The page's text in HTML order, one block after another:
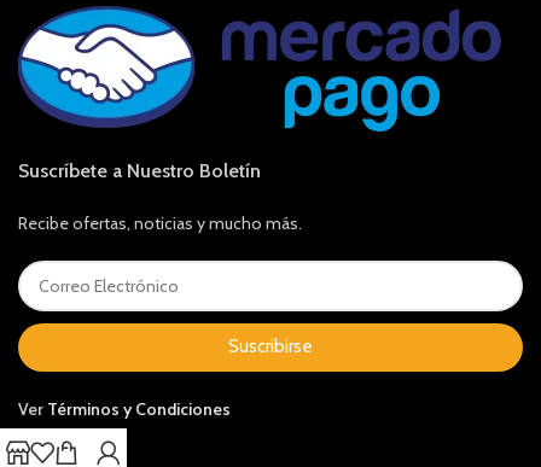
Suscríbete a Nuestro Boletín
Recibe ofertas, noticias y mucho más.
Suscribirse
Ver Términos y Condiciones